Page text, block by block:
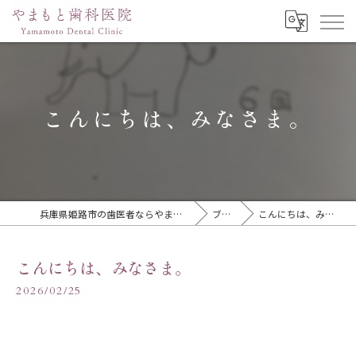
こんにちは、みなさま。
兵庫県姫路市の歯医者ならやまもと歯科医院 ブログ こんにちは、みなさま。
こんにちは、みなさま。
2026/02/25